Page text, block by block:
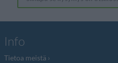
Info
Tietoa meistä